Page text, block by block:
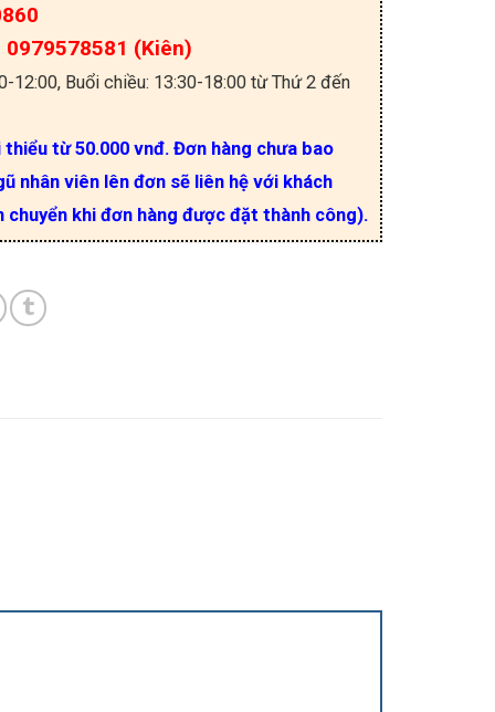
(Kiên)
12:00, Buổi chiều: 13:30-18:00 từ Thứ 2 đến
từ 50.000 vnđ. Đơn hàng chưa bao
nhân viên lên đơn sẽ liên hệ với khách
chuyển khi đơn hàng được đặt thành công).